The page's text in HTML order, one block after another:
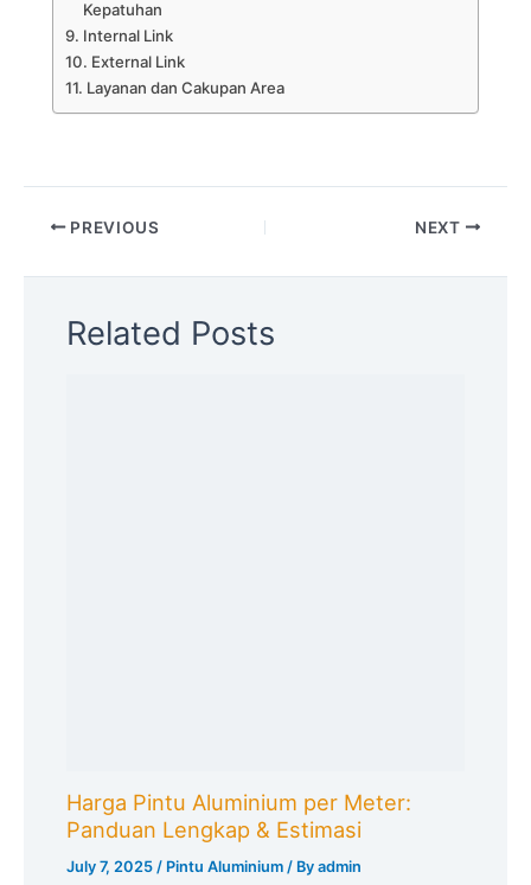
Kepatuhan
Internal Link
External Link
Layanan dan Cakupan Area
PREVIOUS NEXT
Related Posts
Harga Pintu Aluminium per Meter:
Panduan Lengkap & Estimasi
July 7, 2025 / Pintu Aluminium / Byadmin